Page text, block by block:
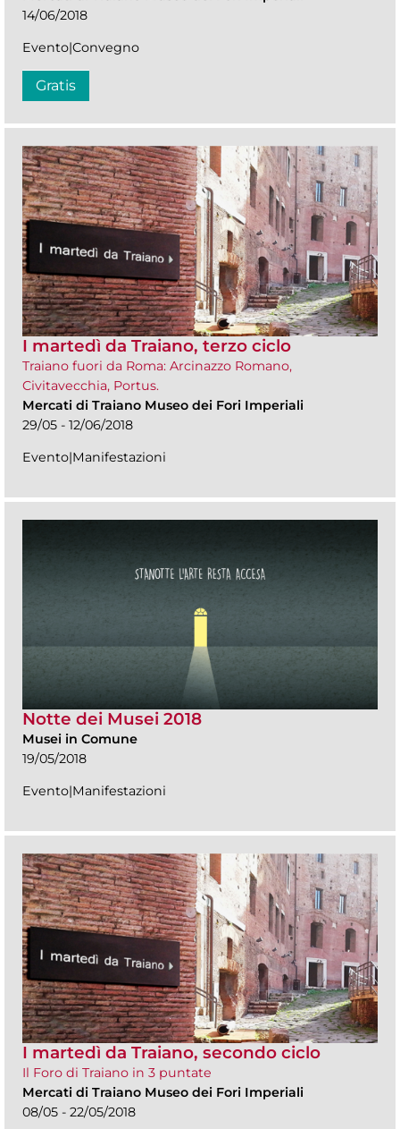
14/06/2018
Evento|Convegno
Gratis
I martedì da Traiano, terzo ciclo
Traiano fuori da Roma: Arcinazzo Romano,
Civitavecchia, Portus.
Mercati di Traiano Museo dei Fori Imperiali
29/05 - 12/06/2018
Evento|Manifestazioni
Notte dei Musei 2018
Musei in Comune
19/05/2018
Evento|Manifestazioni
I martedì da Traiano, secondo ciclo
Il Foro di Traiano in 3 puntate
Mercati di Traiano Museo dei Fori Imperiali
08/05 - 22/05/2018